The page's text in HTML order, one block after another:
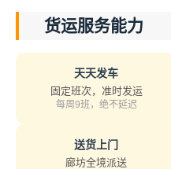
货运服务能力
天天发车
固定班次，准时发运
每周9班，绝不延迟
送货上门
廊坊全境派送